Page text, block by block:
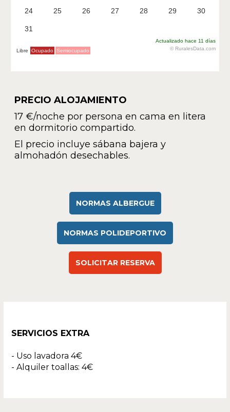
PRECIO ALOJAMIENTO
17 €/noche por persona en cama en litera
en dormitorio compartido.
El precio incluye sábana bajera y
almohadón desechables.
NORMAS ALBERGUE
NORMAS POLIDEPORTIVO
SOLICITAR RESERVA
SERVICIOS EXTRA
- Uso lavadora 4€
- Alquiler toallas: 4€